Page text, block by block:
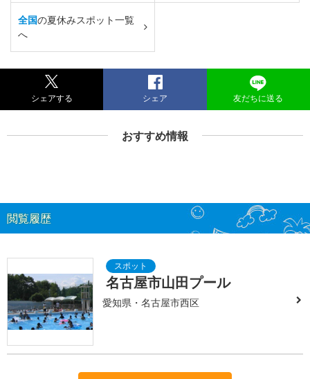
全国の夏休みスポット一覧
へ
シェアする シェア 友だちに送る
おすすめ情報
閲覧履歴
名古屋市山田プール
愛知県・名古屋市西区